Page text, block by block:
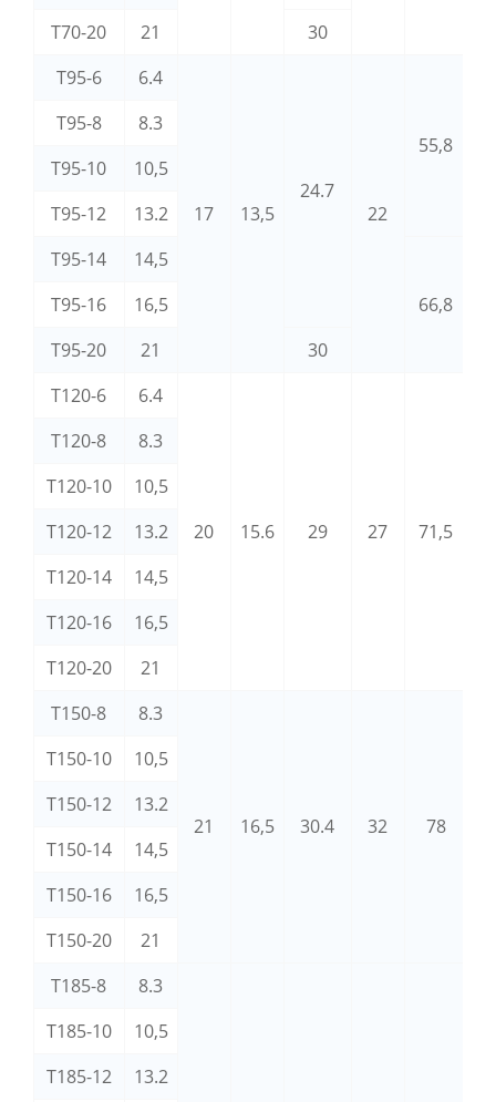
T70-20
21
30
T95-6
6.4
17 13,5
24.7
22
55,8
T95-8
8.3
T95-10
10,5
T95-12
13.2
T95-14
14,5
66,8
T95-16
16,5
T95-20
21
30
T120-6
6.4
20 15.6 29 27 71,5
T120-8
8.3
T120-10
10,5
T120-12
13.2
T120-14
14,5
T120-16
16,5
T120-20
21
T150-8
8.3
21 16,5 30.4 32 78
T150-10
10,5
T150-12
13.2
T150-14
14,5
T150-16
16,5
T150-20
21
T185-8
8.3
T185-10
10,5
T185-12
13.2